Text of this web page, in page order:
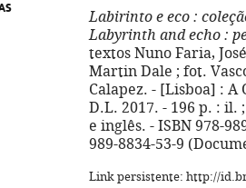
Labirinto e eco :
Labyrinth and echo :
textos Nuno Faria,
Martin Dale ; fot.
Calapez. - [Lisboa] : A
D.L. 2017. - 196 p. : il.
e inglês. - ISBN 978-
989-8834-53-9
Link persistente: http://